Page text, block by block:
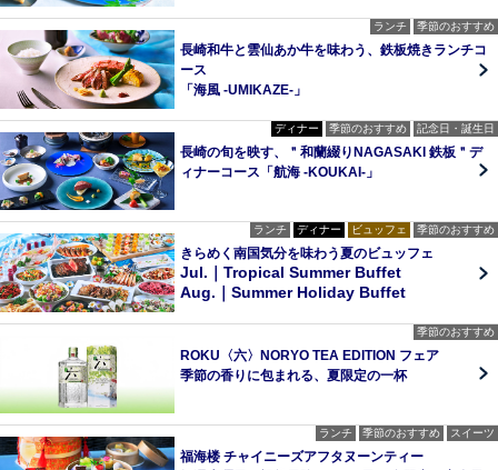
ランチ 季節のおすすめ
長崎和牛と雲仙あか牛を味わう、鉄板焼きランチコ
ース
「海風 -UMIKAZE-」
ディナー 季節のおすすめ 記念日・誕生日
長崎の旬を映す、＂和蘭綴りNAGASAKI 鉄板＂デ
ィナーコース「航海 -KOUKAI-」
ランチ ディナー ビュッフェ 季節のおすすめ
きらめく南国気分を味わう夏のビュッフェ
Jul.｜Tropical Summer Buffet
Aug.｜Summer Holiday Buffet
季節のおすすめ
ROKU〈六〉NORYO TEA EDITION フェア
季節の香りに包まれる、夏限定の一杯
ランチ 季節のおすすめ スイーツ
福海楼 チャイニーズアフタヌーンティー